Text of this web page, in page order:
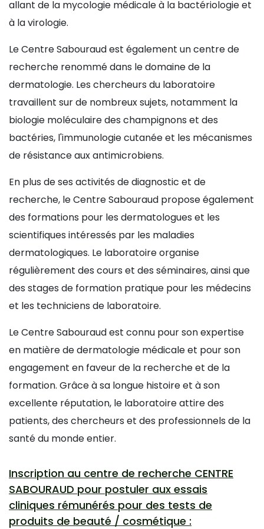
allant de la mycologie médicale à la bactériologie et
à la virologie.
Le Centre Sabouraud est également un centre de
recherche renommé dans le domaine de la
dermatologie. Les chercheurs du laboratoire
travaillent sur de nombreux sujets, notamment la
biologie moléculaire des champignons et des
bactéries, l'immunologie cutanée et les mécanismes
de résistance aux antimicrobiens.
En plus de ses activités de diagnostic et de
recherche, le Centre Sabouraud propose également
des formations pour les dermatologues et les
scientifiques intéressés par les maladies
dermatologiques. Le laboratoire organise
régulièrement des cours et des séminaires, ainsi que
des stages de formation pratique pour les médecins
et les techniciens de laboratoire.
Le Centre Sabouraud est connu pour son expertise
en matière de dermatologie médicale et pour son
engagement en faveur de la recherche et de la
formation. Grâce à sa longue histoire et à son
excellente réputation, le laboratoire attire des
patients, des chercheurs et des professionnels de la
santé du monde entier.
Inscription au centre de recherche CENTRE
SABOURAUD pour postuler aux essais
cliniques rémunérés pour des tests de
produits de beauté / cosmétique :